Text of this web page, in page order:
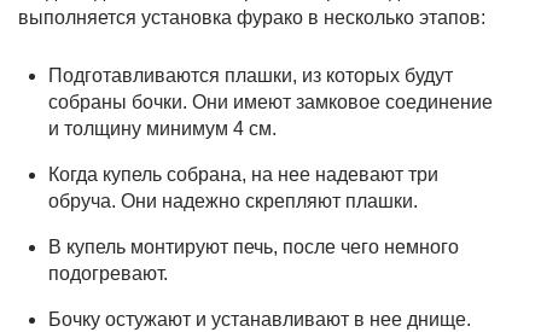
выполняется установка фурако в несколько этапов:
Подготавливаются плашки, из которых будут
собраны бочки. Они имеют замковое соединение
и толщину минимум 4 см.
Когда купель собрана, на нее надевают три
обруча. Они надежно скрепляют плашки.
В купель монтируют печь, после чего немного
подогревают.
Бочку остужают и устанавливают в нее днище.